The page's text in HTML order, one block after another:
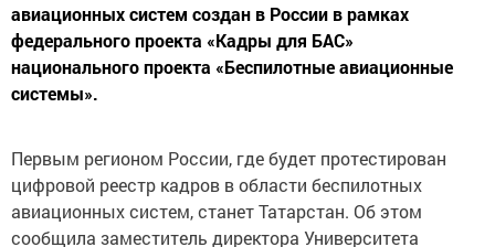
авиационных систем создан в России в рамках
федерального проекта «Кадры для БАС»
национального проекта «Беспилотные авиационные
системы».
Первым регионом России, где будет протестирован
цифровой реестр кадров в области беспилотных
авиационных систем, станет Татарстан. Об этом
сообщила заместитель директора Университета